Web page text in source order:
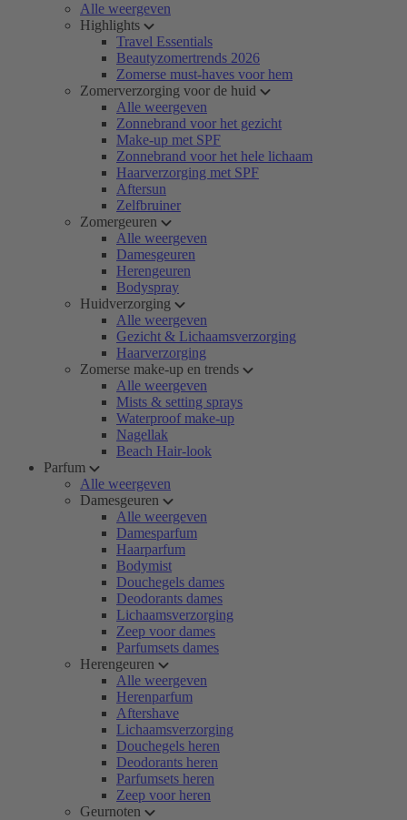
Alle weergeven
Highlights
Travel Essentials
Beautyzomertrends 2026
Zomerse must-haves voor hem
Zomerverzorging voor de huid
Alle weergeven
Zonnebrand voor het gezicht
Make-up met SPF
Zonnebrand voor het hele lichaam
Haarverzorging met SPF
Aftersun
Zelfbruiner
Zomergeuren
Alle weergeven
Damesgeuren
Herengeuren
Bodyspray
Huidverzorging
Alle weergeven
Gezicht & Lichaamsverzorging
Haarverzorging
Zomerse make-up en trends
Alle weergeven
Mists & setting sprays
Waterproof make-up
Nagellak
Beach Hair-look
Parfum
Alle weergeven
Damesgeuren
Alle weergeven
Damesparfum
Haarparfum
Bodymist
Douchegels dames
Deodorants dames
Lichaamsverzorging
Zeep voor dames
Parfumsets dames
Herengeuren
Alle weergeven
Herenparfum
Aftershave
Lichaamsverzorging
Douchegels heren
Deodorants heren
Parfumsets heren
Zeep voor heren
Geurnoten